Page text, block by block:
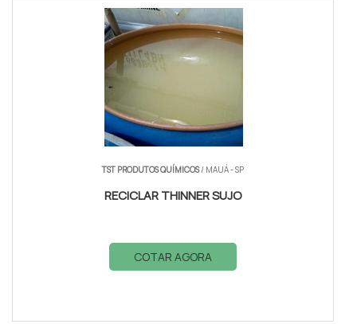
TST PRODUTOS QUÍMICOS/ MAUÁ - SP
RECICLAR THINNER SUJO
COTAR AGORA